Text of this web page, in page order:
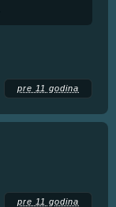
pre 11 godina
pre 11 godina